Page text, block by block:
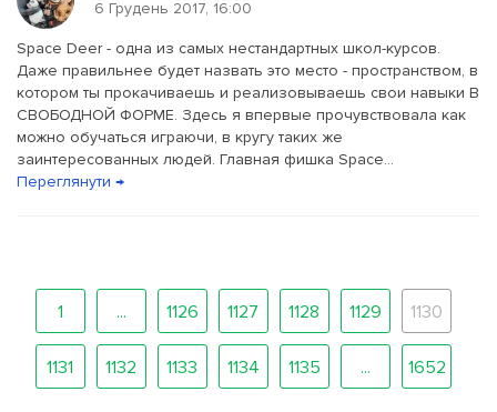
6 Грудень 2017, 16:00
Space Deer - одна из самых нестандартных школ-курсов.
Даже правильнее будет назвать это место - пространством, в
котором ты прокачиваешь и реализовываешь свои навыки В
СВОБОДНОЙ ФОРМЕ. Здесь я впервые прочувствовала как
можно обучаться играючи, в кругу таких же
заинтересованных людей. Главная фишка Space...
Переглянути →
1 ... 1126 1127 1128 1129 1130
1131 1132 1133 1134 1135 ... 1652